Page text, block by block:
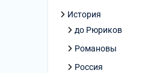
История
до Рюриков
Романовы
Россия